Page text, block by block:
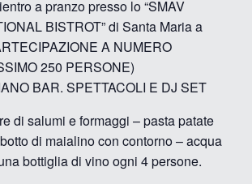
a pranzo presso lo “SMAV
BISTROT” di Santa Maria a
A NUMERO
250 PERSONE)
BAR. SPETTACOLI E DJ SET
di salumi e formaggi – pasta patate
di maialino con contorno – acqua
bottiglia di vino ogni 4 persone.